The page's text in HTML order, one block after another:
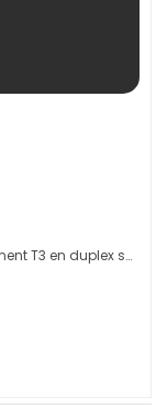
d'un immeuble composé de 3...